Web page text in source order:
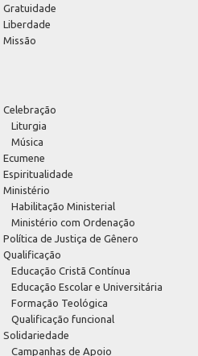
Gratuidade
Liberdade
Missão
Celebração
Liturgia
Música
Ecumene
Espiritualidade
Ministério
Habilitação Ministerial
Ministério com Ordenação
Política de Justiça de Gênero
Qualificação
Educação Cristã Contínua
Educação Escolar e Universitária
Formação Teológica
Qualificação funcional
Solidariedade
Campanhas de Apoio